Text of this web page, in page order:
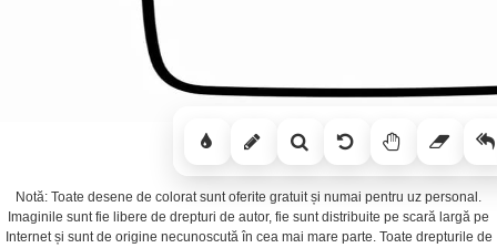
Notă: Toate desene de colorat sunt oferite gratuit și numai pentru uz personal.
Imaginile sunt fie libere de drepturi de autor, fie sunt distribuite pe scară largă pe
Internet și sunt de origine necunoscută în cea mai mare parte. Toate drepturile de